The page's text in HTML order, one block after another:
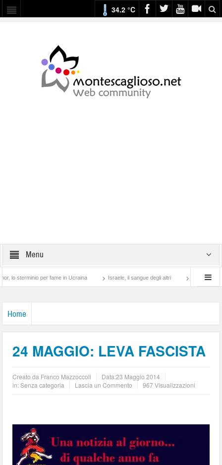
34.2 °C
Menu
per fame in Ucraina Israele, il sangue degli altri Lotta di classe…
Home
24 MAGGIO: LEVA FASCISTA
Creato da Franco Mazzoccoli Data:23 Maggio 2014
in: Senza categoria
Lascia un Commento 967 Visualizzazioni